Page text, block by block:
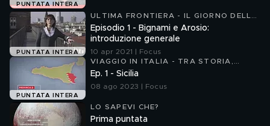
PUNTATA INTERA
PUNTATA INTERA
ULTIMA FRONTIERA - IL GIORNO DELLA
SCIENZA
Episodio 1 - Bignami e Arosio:
introduzione generale
10 apr 2021 | Focus
PUNTATA INTERA
VIAGGIO IN ITALIA - TRA STORIA,
SCIENZA E NATURA
Ep. 1 - Sicilia
08 ago 2023 | Focus
LO SAPEVI CHE?
Prima puntata